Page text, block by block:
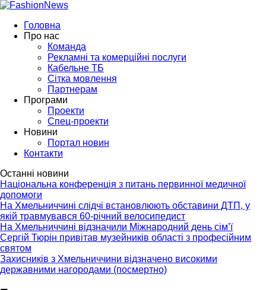
Головна
Про нас
Команда
Рекламні та комерційні послуги
Кабельне ТБ
Сітка мовлення
Партнерам
Програми
Проекти
Спец-проекти
Новини
Портал новин
Контакти
Останні новини
Національна конференція з питань первинної медичної
допомоги
На Хмельниччині слідчі встановлюють обставини ДТП, у
якій травмувався 60-річний велосипедист
На Хмельниччині відзначили Міжнародний день сім’ї
Сергій Тюрін привітав музейників області з професійним
святом
Захисників з Хмельниччини відзначено високими
державними нагородами (посмертно)